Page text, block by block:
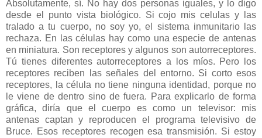
Absolutamente, sí. No hay dos personas iguales, y lo digo
desde el punto vista biológico. Si cojo mis celulas y las
tralado a tu cuerpo, no soy yo, el sistema inmunitario las
rechaza. En las células hay como una especie de antenas
en miniatura. Son receptores y algunos son autorreceptores.
Tú tienes diferentes autorreceptores a los míos. Pero los
receptores reciben las señales del entorno. Si corto esos
receptores, la célula no tiene ninguna identidad, porque no
le viene de dentro sino de fuera. Para explicarlo de forma
gráfica, diría que el cuerpo es como un televisor: mis
antenas captan y reproducen el programa televisivo de
Bruce. Esos receptores recogen esa transmisión. Si estoy